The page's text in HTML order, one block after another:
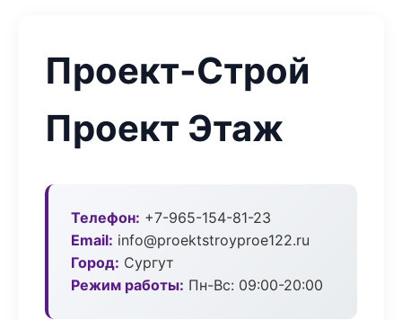
Проект-Строй
Проект Этаж
Телефон: +7-965-154-81-23
Email: info@proektstroyproe122.ru
Город: Сургут
Режим работы: Пн-Вс: 09:00-20:00